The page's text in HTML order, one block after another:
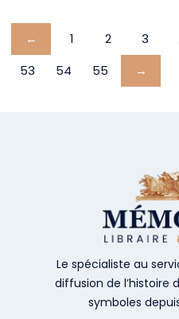
← 1 2 3
53
54 55 →
Le spécialiste au
diffusion de l’histoire
symboles